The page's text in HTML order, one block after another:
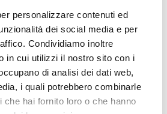
personalizzare contenuti ed
dei social media e per
Condividiamo inoltre
in cui utilizzi il nostro sito con i
di analisi dei dati web,
i quali potrebbero combinarle
che hai fornito loro o che hanno